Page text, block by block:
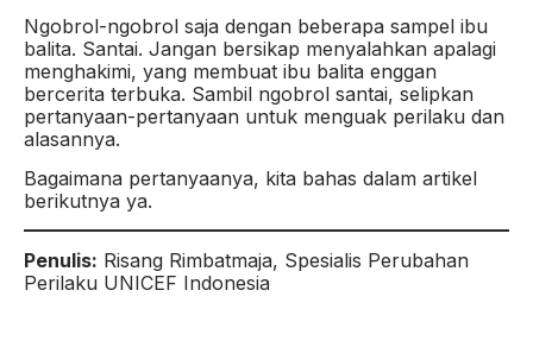
Ngobrol-ngobrol saja dengan beberapa sampel ibu
balita. Santai. Jangan bersikap menyalahkan apalagi
menghakimi, yang membuat ibu balita enggan
bercerita terbuka. Sambil ngobrol santai, selipkan
pertanyaan-pertanyaan untuk menguak perilaku dan
alasannya.
Bagaimana pertanyaanya, kita bahas dalam artikel
berikutnya ya.
Penulis: Risang Rimbatmaja, Spesialis Perubahan
Perilaku UNICEF Indonesia